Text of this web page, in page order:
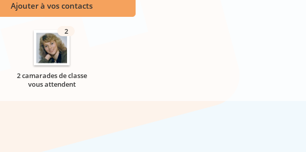
Ajouter à vos contacts
2
2 camarades de classe
vous attendent